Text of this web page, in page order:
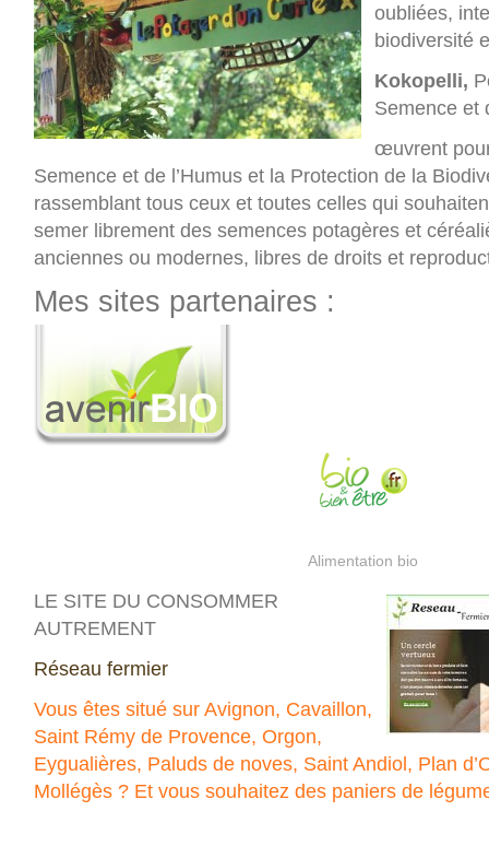
oubliées,
biodiversité
Kokopelli,
Semence et
œuvrent
Semence et de l’Humus et la Protection de la
rassemblant tous ceux et toutes celles qui
semer librement des semences potagères et
anciennes ou modernes, libres de droits et
Mes sites partenaires :
Alimentation bio
LE SITE DU CONSOMMER
AUTREMENT
Réseau fermier
Vous êtes situé sur Avignon, Cavaillon,
Saint Rémy de Provence, Orgon,
Eygualières, Paluds de noves, Saint Andiol, Plan
Mollégès ? Et vous souhaitez des paniers de